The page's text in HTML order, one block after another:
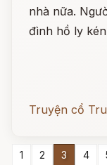
nhà nữa.
đình hồ ly
Truyện cổ
1 2 3 4